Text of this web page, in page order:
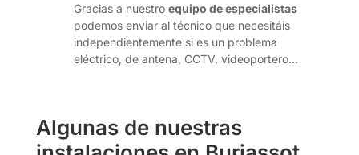
Gracias a nuestro equipo de especialistas
podemos enviar al técnico que necesitáis
independientemente si es un problema
eléctrico, de antena, CCTV, videoportero…
Algunas de nuestras